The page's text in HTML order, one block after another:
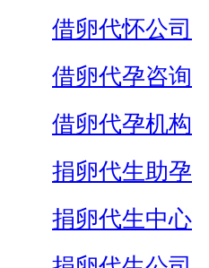
借卵代怀公司
借卵代孕咨询
借卵代孕机构
捐卵代生助孕
捐卵代生中心